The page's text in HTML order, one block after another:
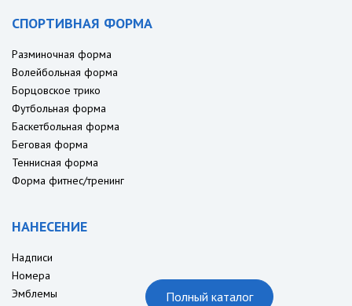
СПОРТИВНАЯ ФОРМА
Разминочная форма
Волейбольная форма
Борцовское трико
Футбольная форма
Баскетбольная форма
Беговая форма
Теннисная форма
Форма фитнес/тренинг
НАНЕСЕНИЕ
Надписи
Номера
Эмблемы
Полный каталог